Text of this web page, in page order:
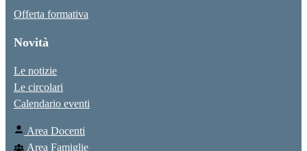
Offerta formativa
Novità
Le notizie
Le circolari
Calendario eventi
Area Docenti
Area Famiglie